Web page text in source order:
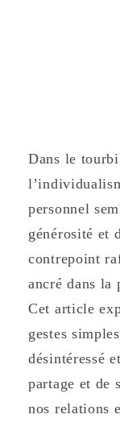
Dans le
personnel
générosité et
contrepoint
ancré dans la
Cet article
gestes
désintéressé
partage et de
nos relations